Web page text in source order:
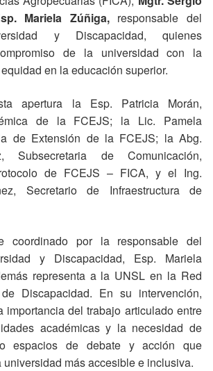
Mariela Zúñiga,responsable del
y Discapacidad, quienes
de la universidad con la
en la educación superior.
apertura la Esp. Patricia Morán,
de la FCEJS; la Lic. Pamela
de Extensión de la FCEJS; la Abg.
Subsecretaria de Comunicación,
de FCEJS – FICA, y el Ing.
Secretario de Infraestructura de
coordinado por la responsable del
y Discapacidad, Esp. Mariela
representa a la UNSL en la Red
de Discapacidad. En su intervención,
importancia del trabajo articulado entre
académicas y la necesidad de
espacios de debate y acción que
más accesible e inclusiva.